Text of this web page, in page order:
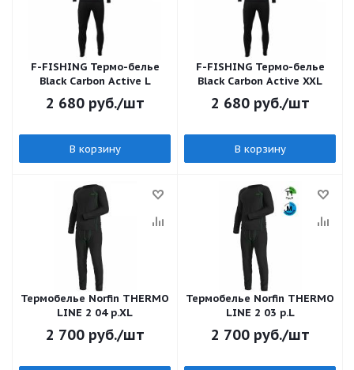
F-FISHING Термо-белье
Black Carbon Active L
2 680руб./шт
В корзину
F-FISHING Термо-белье
Black Carbon Active XXL
2 680руб./шт
В корзину
Термобелье Norfin THERMO
LINE 2 04 р.XL
2 700руб./шт
Термобелье Norfin THERMO
LINE 2 03 р.L
2 700руб./шт